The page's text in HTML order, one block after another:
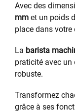
Avec des
mm et un poids
place dans votre
La barista
praticité avec un
robuste.
Transformez
grâce à ses